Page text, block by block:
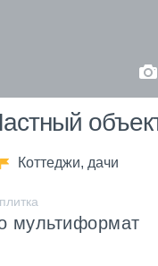
Коттеджи, дачи
мультиформат